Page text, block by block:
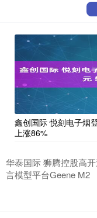
鑫创国际 悦刻电子烟
上涨86%
华泰国际 狮腾控股高
言模型平台Geene M2